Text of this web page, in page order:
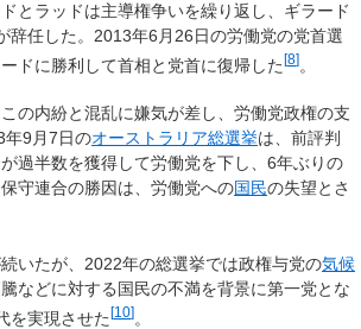
とラッドは主導権争いを繰り返し、ギラード
辞任した。2013年6月26日の労働党の党首選
ドに勝利して首相と党首に復帰した [8] 。
の内紛と混乱に嫌気が差し、労働党政権の支
年9月7日のオーストラリア総選挙は、前評判
過半数を獲得して労働党を下し、6年ぶりの
守連合の勝因は、労働党への国民の失望とさ
いたが、2022年の総選挙では政権与党の気候
などに対する国民の不満を背景に第一党とな
を実現させた[10]。